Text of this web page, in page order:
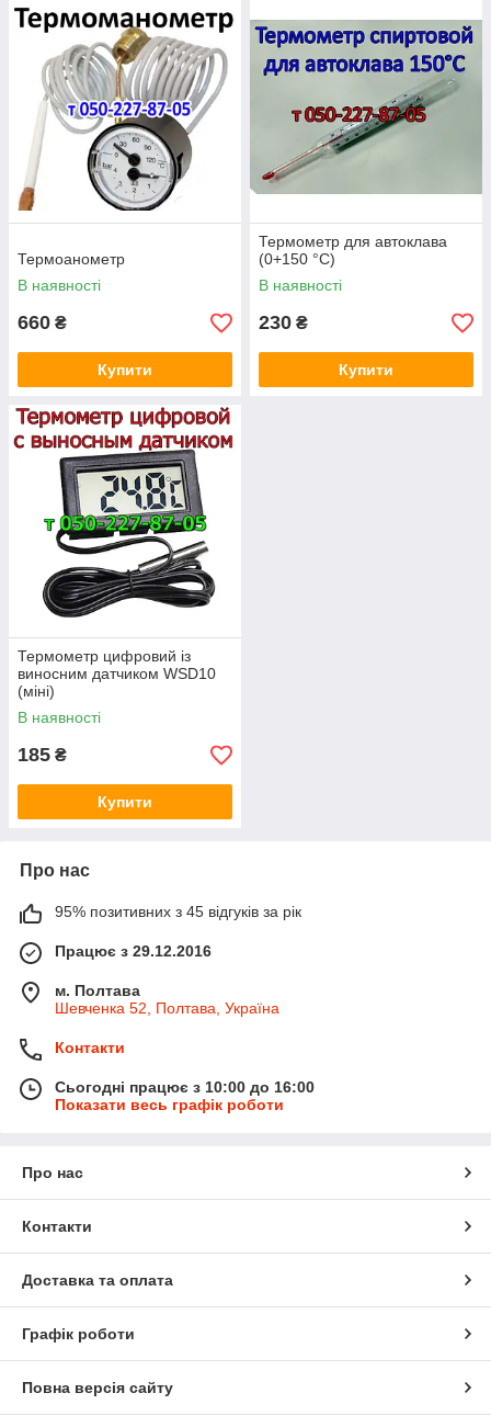
Термоанометр
В наявності
660 ₴
Купити
Термометр для автоклава
(0+150 °C)
В наявності
230 ₴
Купити
Термометр цифровий із
виносним датчиком WSD10
(міні)
В наявності
185 ₴
Купити
Про нас
95% позитивних з 45 відгуків за рік
Працює з 29.12.2016
м. Полтава
Шевченка 52, Полтава, Україна
Контакти
Сьогодні працює з 10:00 до 16:00
Показати весь графік роботи
Про нас
Контакти
Доставка та оплата
Графік роботи
Повна версія сайту